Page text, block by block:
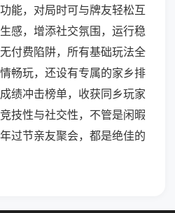
能，对局时可与牌友轻松互
感，增添社交氛围，运行稳
付费陷阱，所有基础玩法全
畅玩，还设有专属的家乡排
绩冲击榜单，收获同乡玩家
技性与社交性，不管是闲暇
过节亲友聚会，都是绝佳的